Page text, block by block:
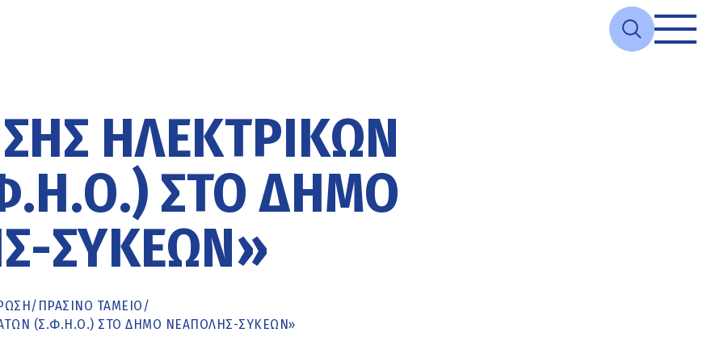
ΗΛΕΚΤΡΙΚΏΝ
ΣΤΟ ΔΉΜΟ
ΣΥΚΕΏΝ»
/ ΠΡΑΣΙΝΟ ΤΑΜΕΙΟ /
(Σ.Φ.Η.Ο.) ΣΤΟ ΔΉΜΟ ΝΕΆΠΟΛΗΣ-ΣΥΚΕΏΝ»